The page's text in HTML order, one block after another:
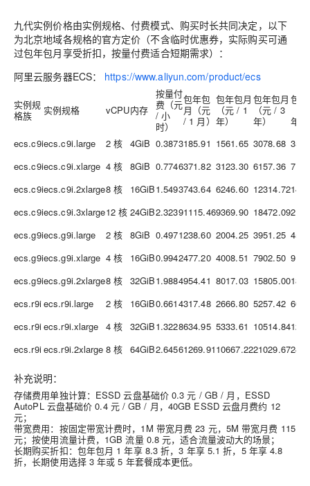
九代实例价格由实例规格、付费模式、购买时长共同决定，以下
为北京地域各规格的官方定价（不含临时优惠券，实际购买可通
过包年包月享受折扣，按量付费适合短期需求）：
阿里云服务器ECS： https://www.aliyun.com/product/ecs
实例规
格族
实例规格 vCPU内存
按量付
费（元
/ 小
时）
包年包
月（元
/ 1 月）
包年包月
（元 / 1
年）
包年包月
（元 / 3
年）
包
年）
ecs.c9iecs.c9i.large 2 核 4GiB 0.3873185.91 1561.65 3078.68
ecs.c9iecs.c9i.xlarge 4 核 8GiB 0.7746371.82 3123.30 6157.36
ecs.c9iecs.c9i.2xlarge8 核 16GiB1.5493743.64 6246.60 12314.72
ecs.c9iecs.c9i.3xlarge12 核 24GiB2.32391115.469369.90 18472.09
ecs.g9iecs.g9i.large 2 核 8GiB 0.4971238.60 2004.25 3951.25
ecs.g9iecs.g9i.xlarge 4 核 16GiB0.9942477.20 4008.51 7902.50
ecs.g9iecs.g9i.2xlarge8 核 32GiB1.9884954.41 8017.03 15805.00
ecs.r9iecs.r9i.large 2 核 16GiB0.6614317.48 2666.80 5257.42
ecs.r9iecs.r9i.xlarge 4 核 32GiB1.3228634.95 5333.61 10514.84
ecs.r9iecs.r9i.2xlarge 8 核 64GiB2.64561269.9110667.2221029.67
补充说明：
存储费用单独计算：ESSD 云盘基础价 0.3 元 / GB / 月，ESSD
AutoPL 云盘基础价 0.4 元 / GB / 月，40GB ESSD 云盘月费约 12
元；
带宽费用：按固定带宽计费时，1M 带宽月费 23 元，5M 带宽月费 115
元；按使用流量计费，1GB 流量 0.8 元，适合流量波动大的场景；
长期购买折扣：包年包月 1 年享 8.3 折，3 年享 5.1 折，5 年享 4.8
折，长期使用选择 3 年或 5 年套餐成本更低。